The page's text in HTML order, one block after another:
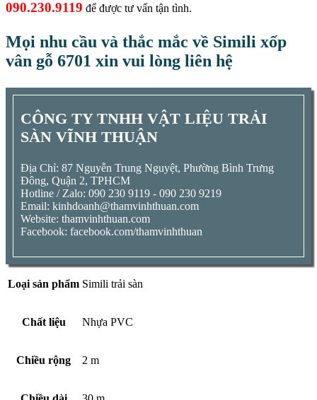
090.230.9119 để được tư vấn tận tình.
Mọi nhu cầu và thắc mắc về Simili xốp
vân gỗ 6701 xin vui lòng liên hệ
CÔNG TY TNHH VẬT LIỆU TRẢI
SÀN VĨNH THUẬN
Địa Chỉ: 87 Nguyễn Trung Nguyệt, Phường Bình Trưng
Đông, Quận 2, TPHCM
Hotline / Zalo: 090 230 9119 - 090 230 9219
Email: kinhdoanh@thamvinhthuan.com
Website: thamvinhthuan.com
Facebook: facebook.com/thamvinhthuan
Loại sản phẩm Simili trải sàn
Chất liệu Nhựa PVC
Chiều rộng 2 m